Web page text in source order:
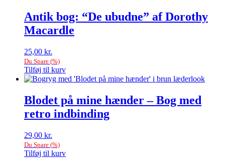
Antik bog: “De ubudne” af Dorothy
Macardle
25,00 kr.
Du Spare (%)
Tilføj til kurv
Blodet på mine hænder – Bog med
retro indbinding
29,00 kr.
Du Spare (%)
Tilføj til kurv